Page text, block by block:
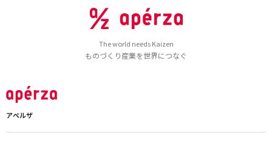
The world needs Kaizen
ものづくり産業を世界につなぐ
アペルザ